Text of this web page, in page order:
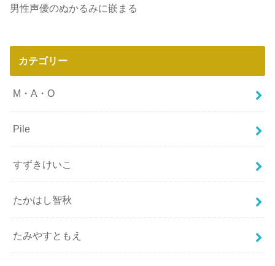
男性声優のぬかるみに嵌まる
カテゴリー
M・A・O
Pile
すずきけいこ
たかはし智秋
たみやすともえ